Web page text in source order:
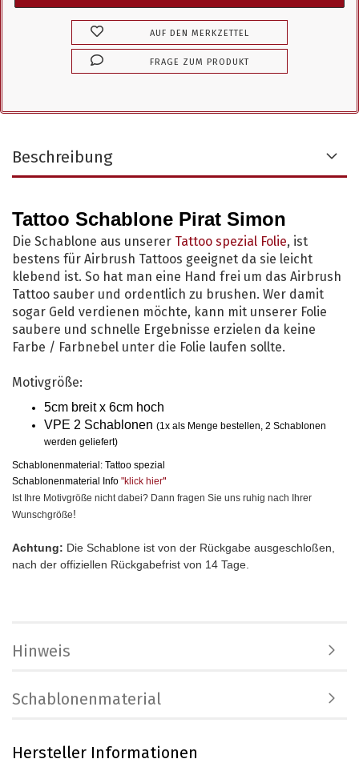
AUF DEN MERKZETTEL
FRAGE ZUM PRODUKT
Beschreibung
Tattoo Schablone Pirat Simon
Die Schablone aus unserer Tattoo spezial Folie, ist
bestens für Airbrush Tattoos geeignet da sie leicht
klebend ist. So hat man eine Hand frei um das Airbrush
Tattoo sauber und ordentlich zu brushen. Wer damit
sogar Geld verdienen möchte, kann mit unserer Folie
saubere und schnelle Ergebnisse erzielen da keine
Farbe / Farbnebel unter die Folie laufen sollte.
Motivgröße:
5cm breit x 6cm hoch
VPE 2 Schablonen (1x als Menge bestellen, 2 Schablonen
werden geliefert)
Schablonenmaterial: Tattoo spezial
Schablonenmaterial Info "klick hier"
Ist Ihre Motivgröße nicht dabei? Dann fragen Sie uns ruhig nach Ihrer
Wunschgröße!
Achtung: Die Schablone ist von der Rückgabe ausgeschloßen,
nach der offiziellen Rückgabefrist von 14 Tage.
Hinweis
Schablonenmaterial
Hersteller Informationen